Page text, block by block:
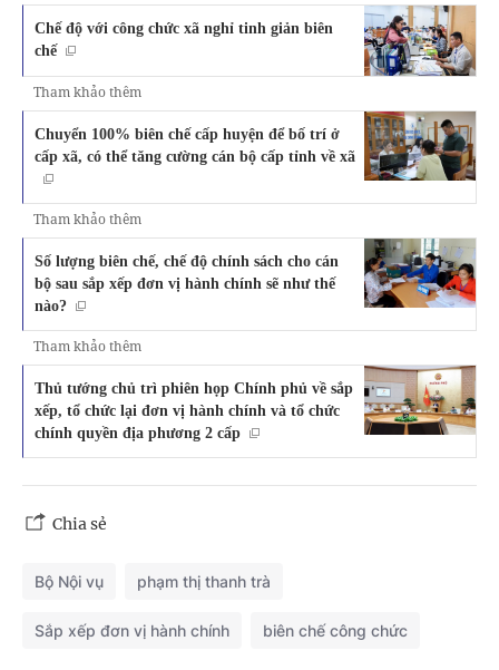
Chế độ với công chức xã nghỉ tinh giản biên
chế
Tham khảo thêm
Chuyển 100% biên chế cấp huyện để bố trí ở
cấp xã, có thể tăng cường cán bộ cấp tỉnh về xã
Tham khảo thêm
Số lượng biên chế, chế độ chính sách cho cán
bộ sau sắp xếp đơn vị hành chính sẽ như thế
nào?
Tham khảo thêm
Thủ tướng chủ trì phiên họp Chính phủ về sắp
xếp, tổ chức lại đơn vị hành chính và tổ chức
chính quyền địa phương 2 cấp
Chia sẻ
Bộ Nội vụ phạm thị thanh trà
Sắp xếp đơn vị hành chính biên chế công chức